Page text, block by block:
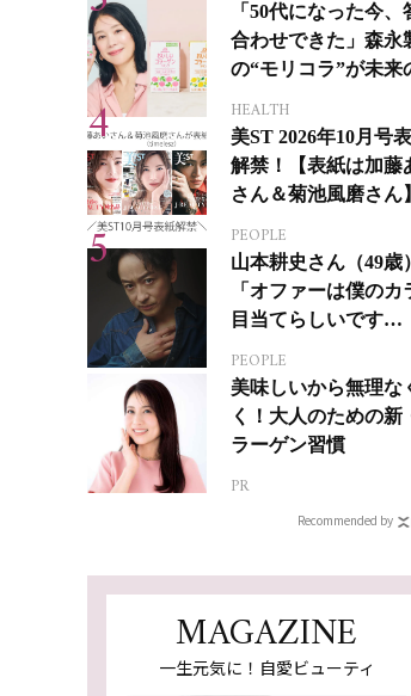
「50代になった今、
合わせできた」森永
の“モリコラ”が未来
HEALTH
美ST 2026年10月号
解禁！【表紙は加藤
さん＆菊池風磨さん】
PEOPLE
山本耕史さん（49歳）
「オファーは僕のカ
目当てらしいです
ジカルへの挑戦
PEOPLE
美味しいから無理な
く！大人のための新
ラーゲン習慣
PR
Recommended by
MAGAZINE
一生元気に！自愛ビューティ